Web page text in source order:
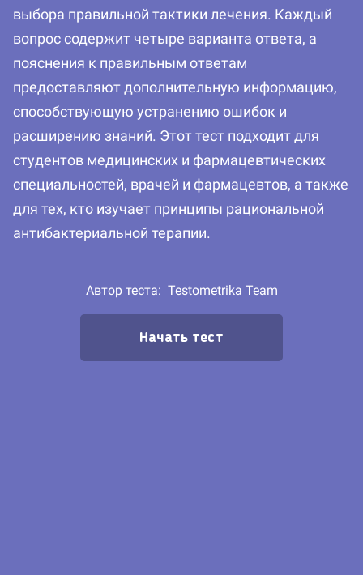
выбора правильной тактики лечения. Каждый
вопрос содержит четыре варианта ответа, а
пояснения к правильным ответам
предоставляют дополнительную информацию,
способствующую устранению ошибок и
расширению знаний. Этот тест подходит для
студентов медицинских и фармацевтических
специальностей, врачей и фармацевтов, а также
для тех, кто изучает принципы рациональной
антибактериальной терапии.
Автор теста: Testometrika Team
Начать тест